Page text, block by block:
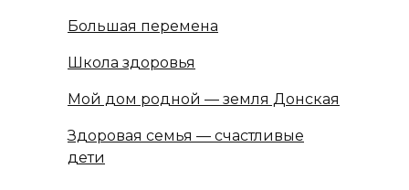
Большая перемена
Школа здоровья
Мой дом родной — земля Донская
Здоровая семья — счастливые
дети